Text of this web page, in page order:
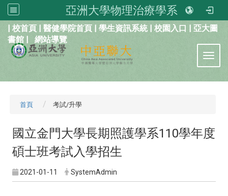
亞洲大學物理治療學系
| 校首頁 | 醫健學院首頁 | 學生資訊系統 | 校園入口 | 亞大圖
書館 | 網站導覽
首頁 考試/升學
國立金門大學長期照護學系110學年度
碩士班考試入學招生
2021-01-11 SystemAdmin